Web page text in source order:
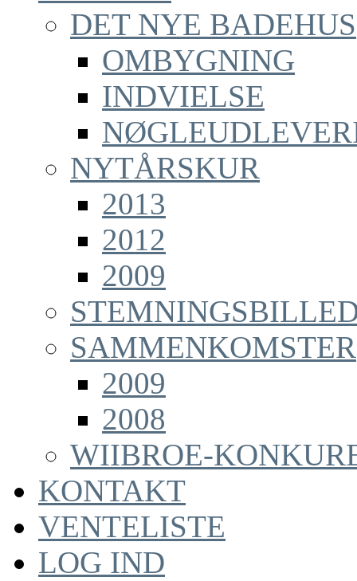
DET NYE BADEHUS
OMBYGNING
INDVIELSE
NYTÅRSKUR
2013
2012
2009
SAMMENKOMSTER
2009
2008
WIIBROE-
KONTAKT
VENTELISTE
LOG IND